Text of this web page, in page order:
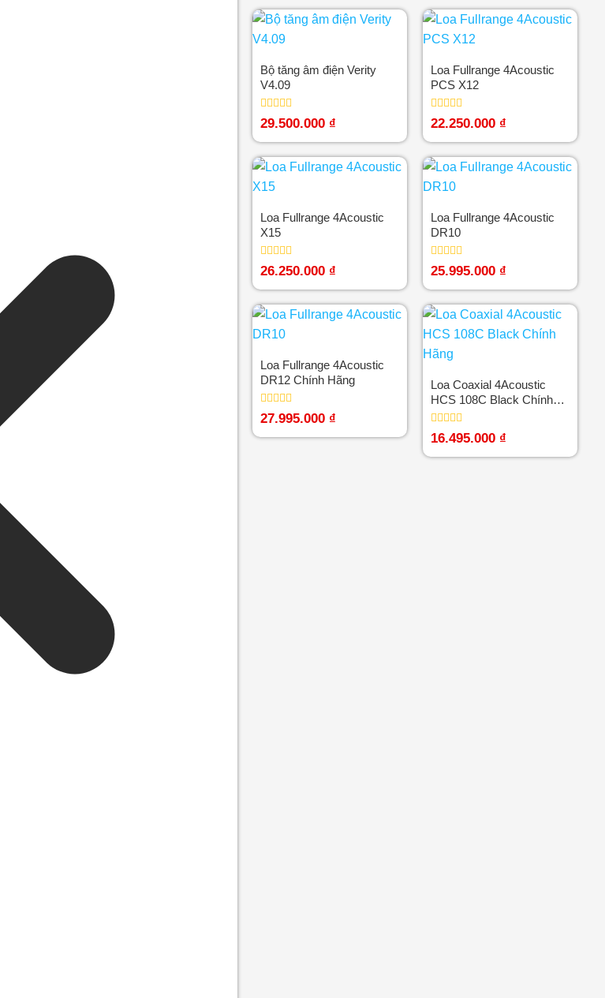
Bộ tăng âm điện Verity
V4.09
Được
xếp
hạng
5
sao
29.500.000 ₫
Loa Fullrange 4Acoustic
PCS X12
Được
xếp
hạng
5
sao
22.250.000 ₫
Loa Fullrange 4Acoustic
X15
Được
xếp
hạng
5
sao
26.250.000 ₫
Loa Fullrange 4Acoustic
DR10
Được
xếp
hạng
5
sao
25.995.000 ₫
Loa Fullrange 4Acoustic
DR12 Chính Hãng
Được
xếp
hạng
27.995.000 ₫
Loa Coaxial 4Acoustic
HCS 108C Black Chính
Hãng
Được
xếp
hạng
16.495.000 ₫